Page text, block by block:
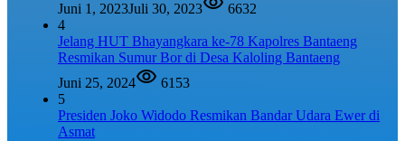
Juni 1, 2023Juli 30, 2023
6632
4
Jelang HUT Bhayangkara ke-78 Kapolres Bantaeng
Resmikan Sumur Bor di Desa Kaloling Bantaeng
Juni 25, 2024
6153
5
Presiden Joko Widodo Resmikan Bandar Udara Ewer di
Asmat